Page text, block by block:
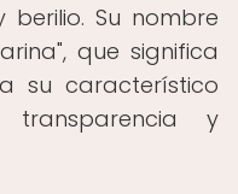
Su nombre
que significa
su característico
y